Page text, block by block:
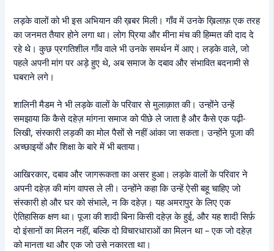
लड़के वालों को भी इस अभियान की ख़बर मिली। गाँव में उनके ख़िलाफ़ एक तरह
का जनमत तैयार होने लगा था। लोग प्रिया और मीना मंच की हिम्मत की दाद दे
रहे थे। कुछ प्रगतिशील गाँव वाले भी उनके समर्थन में आए। लड़के वाले, जो
पहले अपनी मांग पर अड़े हुए थे, अब समाज के दबाव और संभावित बदनामी से
घबराने लगे।
शालिनी मैडम ने भी लड़के वालों के परिवार से मुलाक़ात की। उन्होंने उन्हें
समझाया कि कैसे दहेज़ मांगना समाज को पीछे ले जाता है और कैसे एक पढ़ी-
लिखी, संस्कारी लड़की का मोल पैसों से नहीं आंका जा सकता। उन्होंने पूजा की
अच्छाइयों और शिक्षा के बारे में भी बताया।
आखिरकार, दबाव और जागरूकता का असर हुआ। लड़के वालों के परिवार ने
अपनी दहेज़ की मांग वापस ले ली। उन्होंने कहा कि उन्हें ऐसी बहू चाहिए जो
संस्कारी हो और घर को संभाले, न कि दहेज़। यह अमरापुर के लिए एक
ऐतिहासिक क्षण था। पूजा की शादी बिना किसी दहेज़ के हुई, और यह शादी सिर्फ़
दो इंसानों का मिलन नहीं, बल्कि दो विचारधाराओं का मिलन था – एक जो दहेज़
को मानता था और एक जो उसे नकारता था।